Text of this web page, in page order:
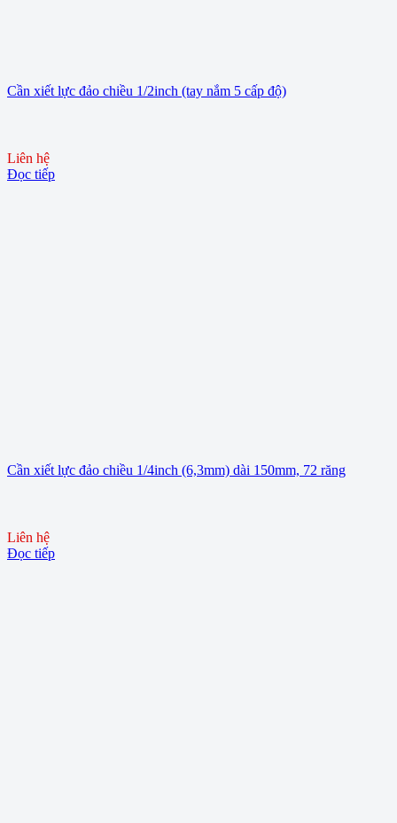
Cần xiết lực đảo chiều 1/2inch (tay nắm 5 cấp độ)
Liên hệ
Đọc tiếp
Cần xiết lực đảo chiều 1/4inch (6,3mm) dài 150mm, 72 răng
Liên hệ
Đọc tiếp